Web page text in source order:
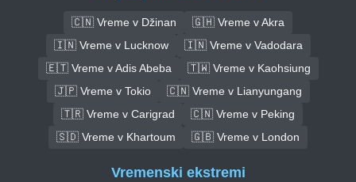
🇨🇳 Vreme v Džinan
🇬🇭 Vreme v Akra
🇮🇳 Vreme v Lucknow
🇮🇳 Vreme v Vadodara
🇪🇹 Vreme v Adis Abeba
🇹🇼 Vreme v Kaohsiung
🇯🇵 Vreme v Tokio
🇨🇳 Vreme v Lianyungang
🇹🇷 Vreme v Carigrad
🇨🇳 Vreme v Peking
🇸🇩 Vreme v Khartoum
🇬🇧 Vreme v London
Vremenski ekstremi